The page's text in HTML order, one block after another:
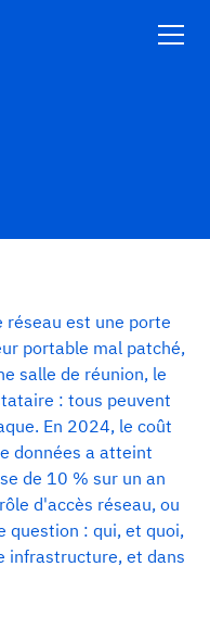
réseau est une porte
portable mal patché,
salle de réunion, le
: tous peuvent
En 2024, le coût
données a atteint
de 10 % sur un an
d'accès réseau, ou
question : qui, et quoi,
infrastructure, et dans